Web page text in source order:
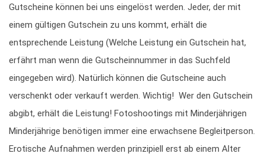
Gutscheine können bei uns eingelöst werden. Jeder, der mit
einem gültigen Gutschein zu uns kommt, erhält die
entsprechende Leistung (Welche Leistung ein Gutschein hat,
erfährt man wenn die Gutscheinnummer in das Suchfeld
eingegeben wird). Natürlich können die Gutscheine auch
verschenkt oder verkauft werden. Wichtig! Wer den Gutschein
abgibt, erhält die Leistung! Fotoshootings mit Minderjährigen
Minderjährige benötigen immer eine erwachsene Begleitperson.
Erotische Aufnahmen werden prinzipiell erst ab einem Alter